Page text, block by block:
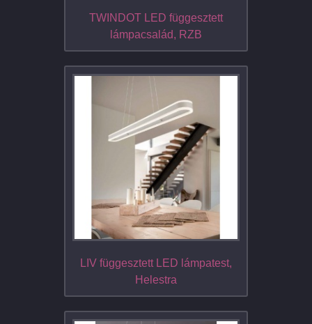
TWINDOT LED függesztett
lámpacsalád, RZB
LIV függesztett LED lámpatest,
Helestra